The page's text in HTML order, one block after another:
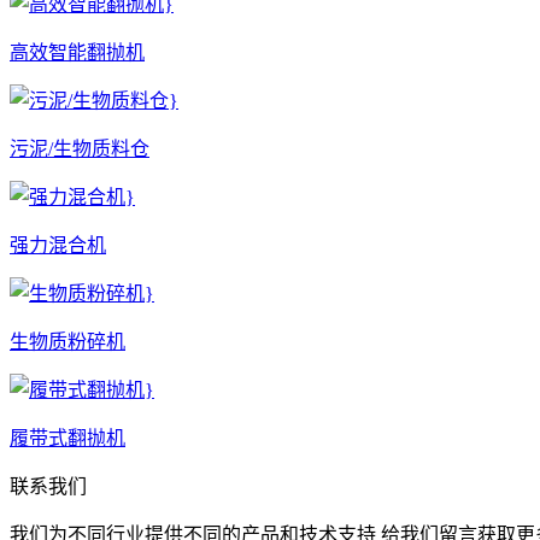
高效智能翻抛机
污泥/生物质料仓
强力混合机
生物质粉碎机
履带式翻抛机
联系我们
我们为不同行业提供不同的产品和技术支持 给我们留言获取更